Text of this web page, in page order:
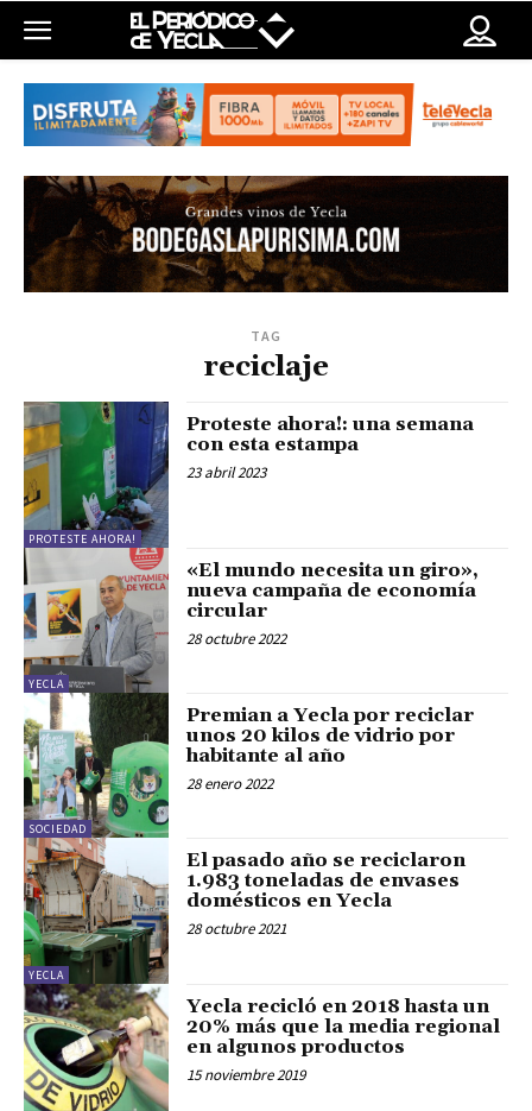
TAG
reciclaje
PROTESTE AHORA!
Proteste ahora!: una semana
con esta estampa
23 abril 2023
YECLA
«El mundo necesita un giro»,
nueva campaña de economía
circular
28 octubre 2022
SOCIEDAD
Premian a Yecla por reciclar
unos 20 kilos de vidrio por
habitante al año
28 enero 2022
YECLA
El pasado año se reciclaron
1.983 toneladas de envases
domésticos en Yecla
28 octubre 2021
Yecla recicló en 2018 hasta un
20% más que la media regional
en algunos productos
15 noviembre 2019